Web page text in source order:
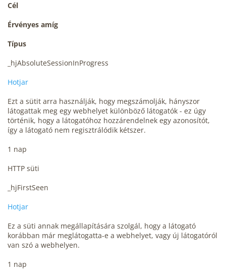
Cél
Érvényes amíg
Típus
_hjAbsoluteSessionInProgress
Hotjar
Ezt a sütit arra használják, hogy megszámolják, hányszor
látogattak meg egy webhelyet különböző látogatók - ez úgy
történik, hogy a látogatóhoz hozzárendelnek egy azonosítót,
így a látogató nem regisztrálódik kétszer.
1 nap
HTTP süti
_hjFirstSeen
Hotjar
Ez a süti annak megállapítására szolgál, hogy a látogató
korábban már meglátogatta-e a webhelyet, vagy új látogatóról
van szó a webhelyen.
1 nap